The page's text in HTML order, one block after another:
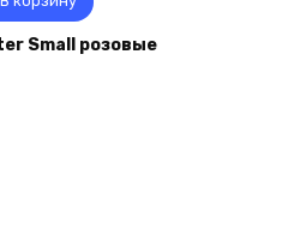
Small розовые